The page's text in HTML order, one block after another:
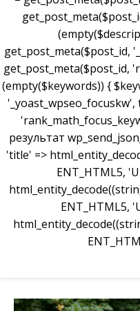
get_post_meta($post_id,
get_post_meta($post_id,
(empty($keywords)) {
результат
'title' =>
ENT_HTML5,
ENT_HTML5,